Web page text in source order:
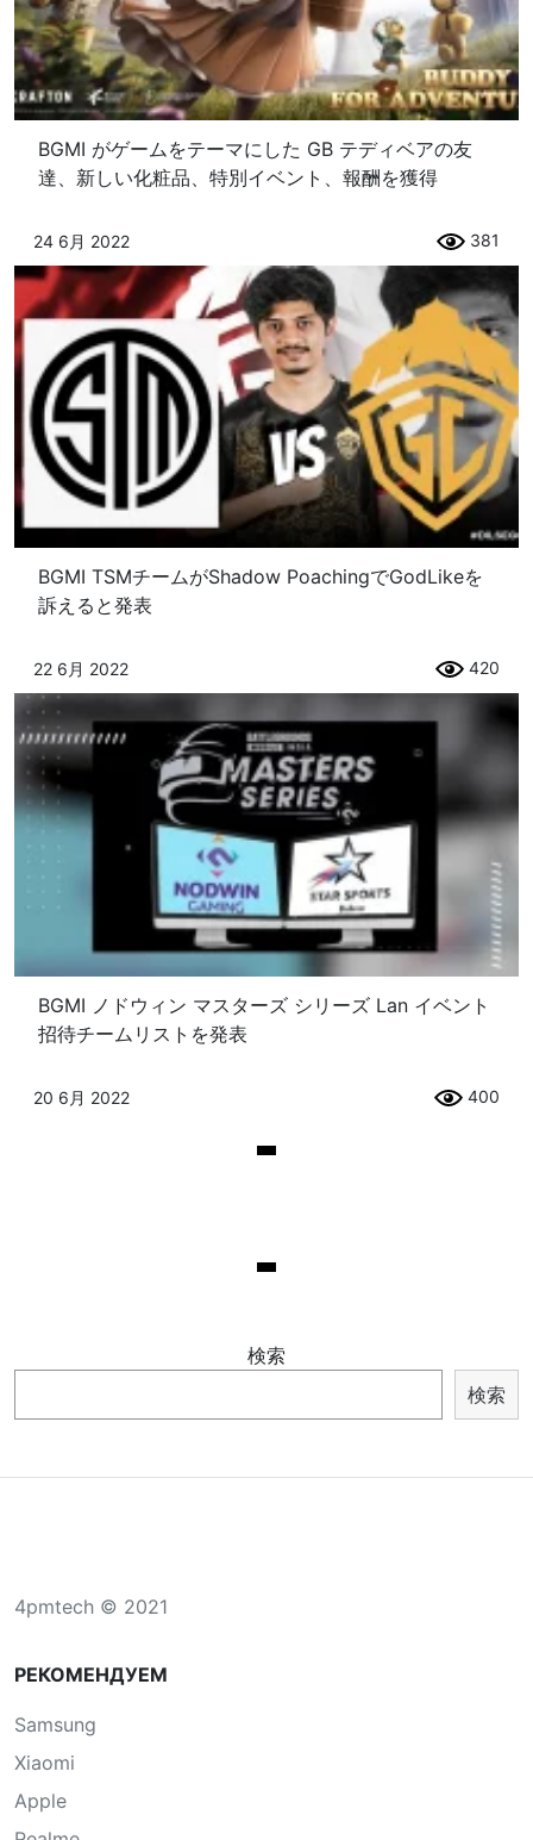
BGMI がゲームをテーマにした GB テディベアの友
達、新しい化粧品、特別イベント、報酬を獲得
24 6月 2022 381
BGMI TSMチームがShadow PoachingでGodLikeを
訴えると発表
22 6月 2022 420
BGMI ノドウィン マスターズ シリーズ Lan イベント
招待チームリストを発表
20 6月 2022 400
検索
検索
4pmtech © 2021
РЕКОМЕНДУЕМ
Samsung
Xiaomi
Apple